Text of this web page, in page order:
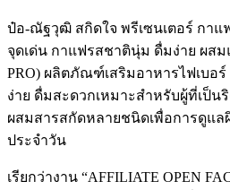
ป๋อ-ณัฐวุฒิ สกิดใจ พรีเซนเตอร์ กา
จุดเด่น กาแฟรสชาตินุ่ม ดื่มง่าย ผส
PRO) ผลิตภัณฑ์เสริมอาหารไฟเบอ
ง่าย ดื่มสะดวกเหมาะสำหรับผู้ที่เป็น
ผสมสารสกัดหลายชนิดเพื่อการดูแ
ประจำวัน
เรียกว่างาน “AFFILIATE OPEN